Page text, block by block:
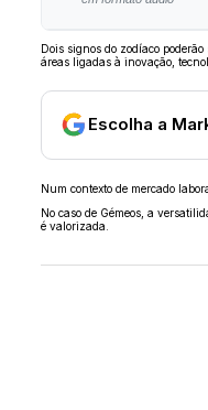
Dois signos do zodíaco
áreas ligadas à inovação,
Escolha a
Num contexto de mercado
No caso de Gémeos, a
é valorizada.